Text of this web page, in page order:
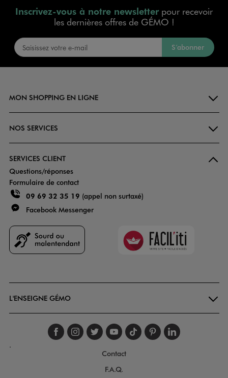
Inscrivez-vous à notre newsletterpour recevoir
les dernières offres de GÉMO !
S’abonner
MON SHOPPING EN LIGNE
NOS SERVICES
SERVICES CLIENT
Questions/réponses
Formulaire de contact
09 69 32 35 19 (appel non surtaxé)
Facebook Messenger
Faciliti
L'ENSEIGNE GÉMO
Suivez-nous sur
Suivez-nous sur
Suivez-nous sur
Suivez-nous
Suivez-nous
Suivez-
.
Contact
F.A.Q.